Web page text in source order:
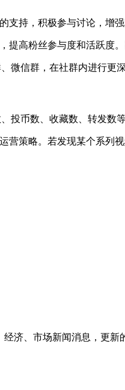
支持，积极参与讨论，增强
提高粉丝参与度和活跃度
微信群，在社群内进行更
投币数、收藏数、转发数
营策略。若发现某个系
济、市场新闻消息，更